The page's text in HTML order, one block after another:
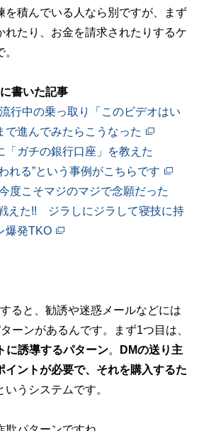
を積んでいる人なら別ですが、まず
れたり、お金を請求されたりするケ
書いた記事
行中の乗っ取り「このビデオはい
で進んでみたらこうなった
「ガチの銀行口座」を教えた
れる”という事例がこちらです
度こそマジのマジで念願だった
えた!! ジラしにジラして寝技に持
爆発TKO
すると、勧誘や迷惑メールなどには
ーンがあるんです。まず1つ目は、
に誘導するパターン。
DMの送り主
イントが必要で、それを購入するた
いうシステムです。